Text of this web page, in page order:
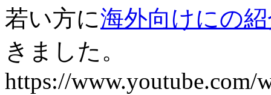
若い方に海外向けにの紹
きました。
https://www.youtube.com/